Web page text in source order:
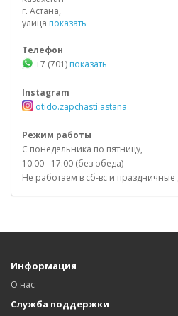
г. Астана,
улица показать
Телефон
+7 (701) показать
Instagram
otido.zapchasti.astana
Режим работы
С понедельника по пятницу,
10:00 - 17:00 (без обеда)
Не работаем в сб-вс и праздничные
Информация
О нас
Служба поддержки